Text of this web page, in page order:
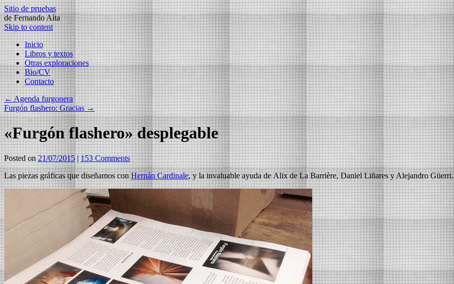
Sitio de pruebas
de Fernando Aíta
Skip to content
Inicio
Libros y textos
Otras exploraciones
Bio/CV
Contacto
←Agenda furgonera
Furgón flashero: Gracias→
«Furgón flashero» desplegable
Posted on 21/07/2015 | 153 Comments
Las piezas gráficas que diseñamos conHernán Cardinale, y la invaluable ayuda de Alix de La Barrière, Daniel Liñares y Alejandro Güerri.